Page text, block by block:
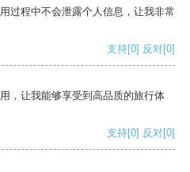
过程中不会泄露个人信息，让我非常
支持[0] 反对[0]
，让我能够享受到高品质的旅行体
支持[0] 反对[0]